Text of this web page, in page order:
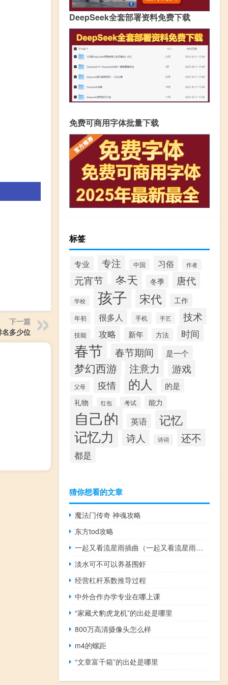
下一篇
多少位
DeepSeek全套部署资料免费下载
免费可商用字体批量下载
标签
专业 专注 中国 习俗 作者
元宵节 冬天 冬季 唐代
学校 孩子 宋代 工作
年初 很多人 手机 手艺 技术
技能 攻略 新年 方法 时间
春节 春节期间 是一个
梦幻西游 注意力 游戏
父母 疫情 的人 的是
礼物 红包 考试 能力
自己的 英语 记忆
记忆力 诗人 诗词 还不
都是
猜你想看的文章
魔法门传奇 神魂攻略
东方tod攻略
一起又看流星雨插曲（一起又看流星雨剧组）
淡水可不可以养基围虾
经营杠杆系数推导过程
中外合作办学专业在哪上课
“家藏犬豹虎龙机”的出处是哪里
800万高清摄像头怎么样
m4的螺距
“文章富千箱”的出处是哪里